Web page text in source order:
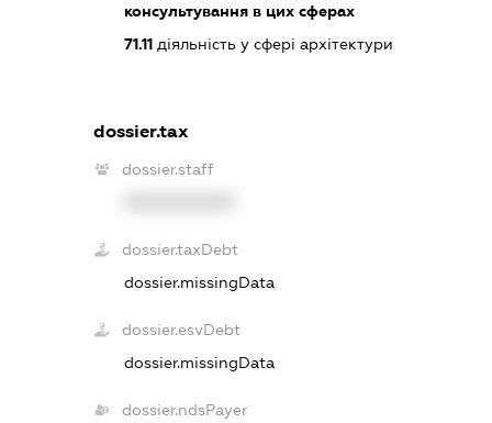
консультування в цих сферах
71.11діяльність у сфері архітектури
dossier.tax
dossier.staff
dossier.taxDebt
dossier.missingData
dossier.esvDebt
dossier.missingData
dossier.ndsPayer